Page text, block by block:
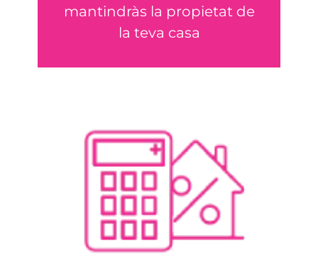
mantindràs la propietat de
la teva casa
Recuperar els diners